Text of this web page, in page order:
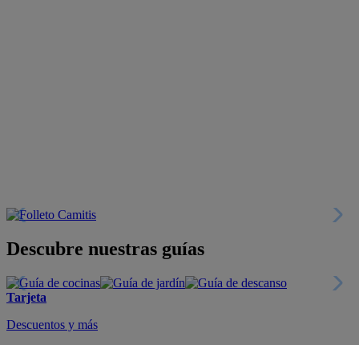
Descubre nuestras guías
Tarjeta
Descuentos y más